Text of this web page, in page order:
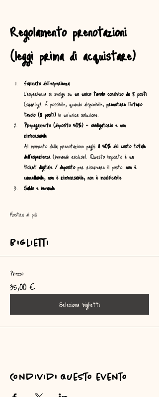
Regolamento prenotazioni
(leggi prima di acquistare)
Formato dell’esperienza
L’esperienza si svolge su un unico tavolo condiviso da 8 posti
(sharing). È possibile, quando disponibile, prenotare l’intero
tavolo (8 posti) in un’unica soluzione.
Prepagamento (deposito 50%) – obbligatorio e non
rimborsabile
Al momento della prenotazione paghi il 50% del costo totale
dell’esperienza (bevande escluse). Questo importo è un
ticket digitale / deposito per riservare il posto: non è
cancellabile, non è rimborsabile, non è modificabile.
Saldo e bevande
Mostra di più
Biglietti
Prezzo
35,00 €
Seleziona biglietti
Condividi questo evento